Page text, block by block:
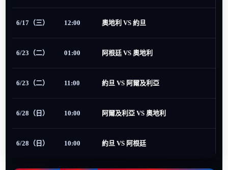
6/17（三） 12:00 奧地利 VS 約旦
6/23（二） 01:00 阿根廷 VS 奧地利
6/23（二） 11:00 約旦 VS 阿爾及利亞
6/28（日） 10:00 阿爾及利亞 VS 奧地利
6/28（日） 10:00 約旦 VS 阿根廷